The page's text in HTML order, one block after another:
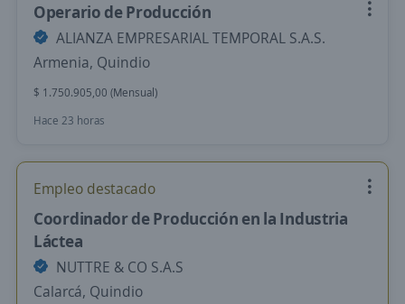
Operario de Producción
ALIANZA EMPRESARIAL TEMPORAL S.A.S.
Armenia, Quindio
$ 1.750.905,00 (Mensual)
Hace 23 horas
Empleo destacado
Coordinador de Producción en la Industria
Láctea
NUTTRE & CO S.A.S
Calarcá, Quindio